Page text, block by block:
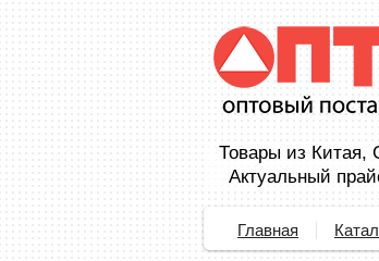
Товары из Китая,
Актуальный
Главная